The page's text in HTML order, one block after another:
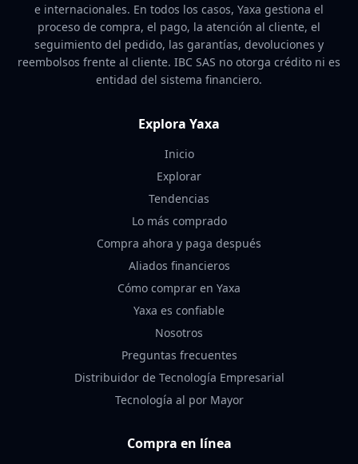
e internacionales. En todos los casos, Yaxa gestiona el
proceso de compra, el pago, la atención al cliente, el
seguimiento del pedido, las garantías, devoluciones y
reembolsos frente al cliente. IBC SAS no otorga crédito ni es
entidad del sistema financiero.
Explora Yaxa
Inicio
Explorar
Tendencias
Lo más comprado
Compra ahora y paga después
Aliados financieros
Cómo comprar en Yaxa
Yaxa es confiable
Nosotros
Preguntas frecuentes
Distribuidor de Tecnología Empresarial
Tecnología al por Mayor
Compra en línea